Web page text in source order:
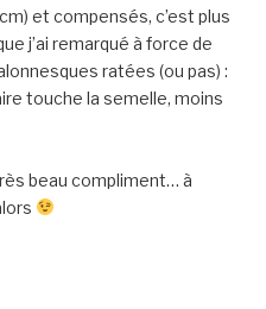
et compensés, c’est plus
j’ai remarqué à force de
ratées (ou pas) :
touche la semelle, moins
beau compliment… à